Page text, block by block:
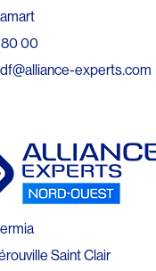
80 00
experts.com
Saint Clair